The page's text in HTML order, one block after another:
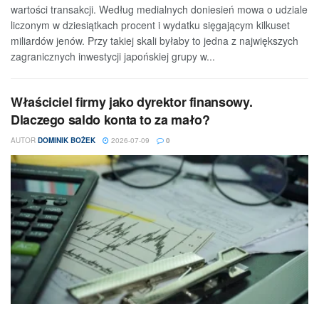
wartości transakcji. Według medialnych doniesień mowa o udziale
liczonym w dziesiątkach procent i wydatku sięgającym kilkuset
miliardów jenów. Przy takiej skali byłaby to jedna z największych
zagranicznych inwestycji japońskiej grupy w...
Właściciel firmy jako dyrektor finansowy.
Dlaczego saldo konta to za mało?
AUTOR DOMINIK BOŻEK 2026-07-09 0